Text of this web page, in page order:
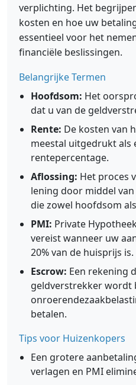
verplichting. Het
kosten en hoe uw
essentieel voor het
financiële beslissingen.
Belangrijke Termen
Hoofdsom: Het
dat u van de
Rente: De kosten van
meestal uitgedrukt als
rentepercentage.
Aflossing: Het proces
lening door middel
die zowel hoofdsom
PMI: Private
vereist wanneer uw
20% van de huisprijs is.
Escrow: Een rekening
geldverstrekker wordt
betalen.
Tips voor Huizenkopers
Een grotere
verlagen en PMI